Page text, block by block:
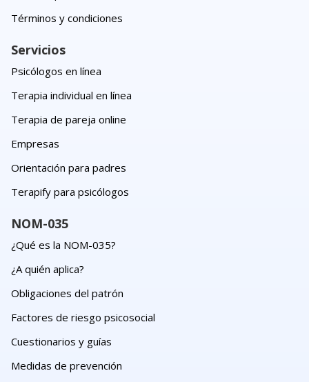
Términos y condiciones
Servicios
Psicólogos en línea
Terapia individual en línea
Terapia de pareja online
Empresas
Orientación para padres
Terapify para psicólogos
NOM-035
¿Qué es la NOM-035?
¿A quién aplica?
Obligaciones del patrón
Factores de riesgo psicosocial
Cuestionarios y guías
Medidas de prevención